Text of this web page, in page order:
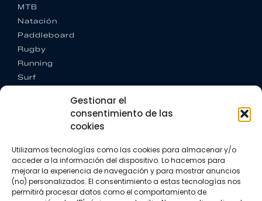
Gestionar el
consentimiento de las
cookies
Utilizamos tecnologías como las cookies para almacenar y/o
acceder a la información del dispositivo. Lo hacemos para
mejorar la experiencia de navegación y para mostrar anuncios
(no) personalizados. El consentimiento a estas tecnologías nos
permitirá procesar datos como el comportamiento de
MTB
Natación
Paddleboard
Rugby
Running
Surf
CONTACTO
+34 662 342 177
info@vkssport.com
SÍGUENOS